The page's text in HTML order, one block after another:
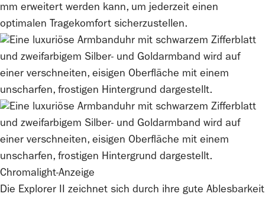
mm erweitert werden kann, um jederzeit einen
optimalen Tragekomfort sicherzustellen.
Chromalight-Anzeige
Die Explorer II zeichnet sich durch ihre gute Ablesbarkeit